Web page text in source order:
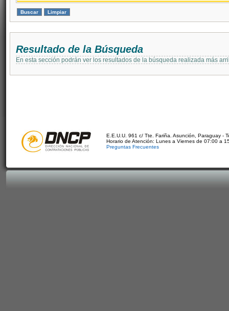
Resultado de la Búsqueda
En esta sección podrán ver los resultados de la búsqueda realizada más
E.E.U.U. 961 c/ Tte. Fariña. Asunción, Paraguay -
Horario de Atención: Lunes a Viernes de 07:00 a
Preguntas Frecuentes